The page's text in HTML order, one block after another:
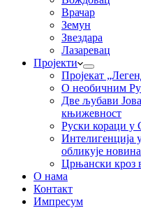
Врачар
Земун
Звездара
Лазаревац
Пројекти
Пројекат
О необичним
Две љубави
књижевност
Руски кораци у
Интелигенција
обликује
Црњански кроз
О нама
Контакт
Импресум